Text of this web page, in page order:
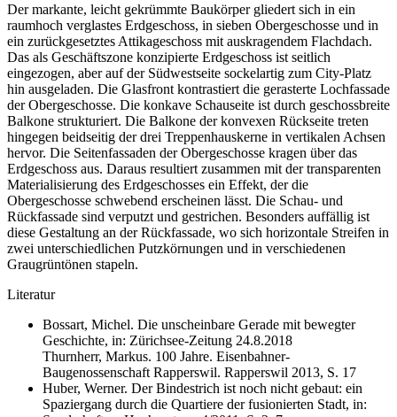
Der markante, leicht gekrümmte Baukörper gliedert sich in ein
raumhoch verglastes Erdgeschoss, in sieben Obergeschosse und in
ein zurückgesetztes Attikageschoss mit auskragendem Flachdach.
Das als Geschäftszone konzipierte Erdgeschoss ist seitlich
eingezogen, aber auf der Südwestseite sockelartig zum City-Platz
hin ausgeladen. Die Glasfront kontrastiert die gerasterte Lochfassade
der Obergeschosse. Die konkave Schauseite ist durch geschossbreite
Balkone strukturiert. Die Balkone der konvexen Rückseite treten
hingegen beidseitig der drei Treppenhauskerne in vertikalen Achsen
hervor. Die Seitenfassaden der Obergeschosse kragen über das
Erdgeschoss aus. Daraus resultiert zusammen mit der transparenten
Materialisierung des Erdgeschosses ein Effekt, der die
Obergeschosse schwebend erscheinen lässt. Die Schau- und
Rückfassade sind verputzt und gestrichen. Besonders auffällig ist
diese Gestaltung an der Rückfassade, wo sich horizontale Streifen in
zwei unterschiedlichen Putzkörnungen und in verschiedenen
Graugrüntönen stapeln.
Literatur
Bossart, Michel. Die unscheinbare Gerade mit bewegter
Geschichte, in: Zürichsee-Zeitung 24.8.2018
Thurnherr, Markus. 100 Jahre. Eisenbahner-
Baugenossenschaft Rapperswil. Rapperswil 2013, S. 17
Huber, Werner. Der Bindestrich ist noch nicht gebaut: ein
Spaziergang durch die Quartiere der fusionierten Stadt, in: